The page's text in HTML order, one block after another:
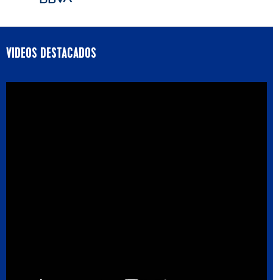
VIDEOS DESTACADOS